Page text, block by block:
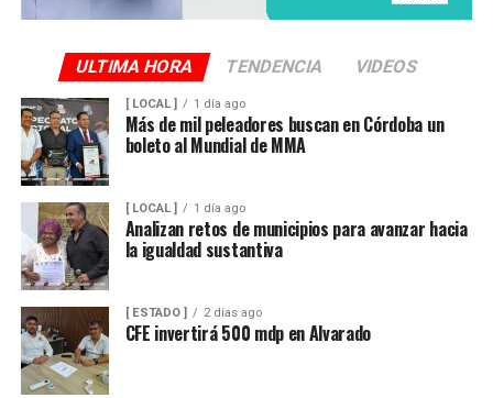
ULTIMA HORA TENDENCIA VIDEOS
[ LOCAL ] 1 día ago
Más de mil peleadores buscan en Córdoba un
boleto al Mundial de MMA
[ LOCAL ] 1 día ago
Analizan retos de municipios para avanzar hacia
la igualdad sustantiva
[ ESTADO ] 2 días ago
CFE invertirá 500 mdp en Alvarado